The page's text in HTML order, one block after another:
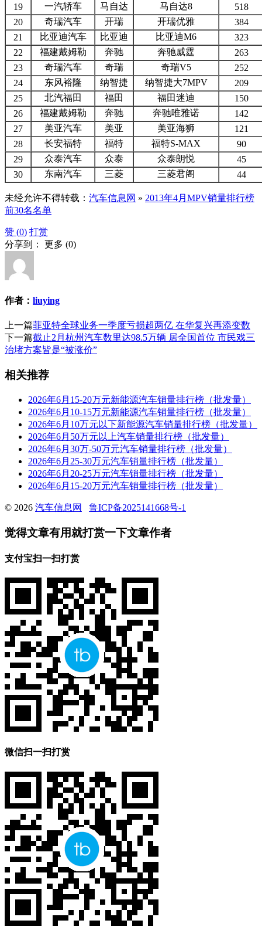
19
一汽轿车 马自达 马自达8
518
20
奇瑞汽车 开瑞 开瑞优雅
384
21
比亚迪汽车 比亚迪 比亚迪M6
323
22
福建戴姆勒 奔驰 奔驰威霆
263
23
奇瑞汽车 奇瑞 奇瑞V5
252
24
东风裕隆 纳智捷 纳智捷大7MPV
209
25
北汽福田 福田 福田迷迪
150
26
福建戴姆勒 奔驰 奔驰唯雅诺
142
27
美亚汽车 美亚 美亚海狮
121
28
长安福特 福特 福特S-MAX
90
29
众泰汽车 众泰 众泰朗悦
45
30
东南汽车 三菱 三菱君阁 44
未经允许不得转载： 汽车信息网 » 2013年4月MPV销量排行榜
前30名名单
赞 (0) 打赏
分享到： 更多 (0)
作者： liuying
上一篇菲亚特全球业务一季度亏损超两亿 在华复兴再添变数
下一篇截止2月杭州汽车数里达98.5万辆 居全国首位 市民戏三
治堵方案皆是“被涨价”
相关推荐
2026年6月15-20万元新能源汽车销量排行榜（批发量）
2026年6月10-15万元新能源汽车销量排行榜（批发量）
2026年6月10万元以下新能源汽车销量排行榜（批发量）
2026年6月50万元以上汽车销量排行榜（批发量）
2026年6月30万-50万元汽车销量排行榜（批发量）
2026年6月25-30万元汽车销量排行榜（批发量）
2026年6月20-25万元汽车销量排行榜（批发量）
2026年6月15-20万元汽车销量排行榜（批发量）
© 2026 汽车信息网 鲁ICP备2025141668号-1
觉得文章有用就打赏一下文章作者
支付宝扫一扫打赏
微信扫一扫打赏